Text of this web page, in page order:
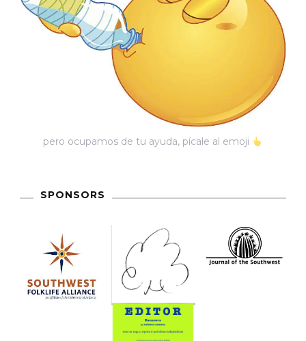
De
Un
El
Aniversario
Chingón
pero ocupamos de tu ayuda, pícale al emoji
SPONSORS